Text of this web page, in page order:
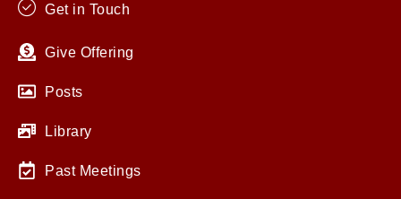
Get in Touch
Give Offering
Posts
Library
Past Meetings